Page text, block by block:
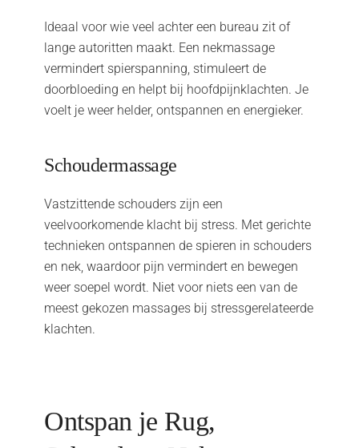
Ideaal voor wie veel achter een bureau zit of
lange autoritten maakt. Een nekmassage
vermindert spierspanning, stimuleert de
doorbloeding en helpt bij hoofdpijnklachten. Je
voelt je weer helder, ontspannen en energieker.
Schoudermassage
Vastzittende schouders zijn een
veelvoorkomende klacht bij stress. Met gerichte
technieken ontspannen de spieren in schouders
en nek, waardoor pijn vermindert en bewegen
weer soepel wordt. Niet voor niets een van de
meest gekozen massages bij stressgerelateerde
klachten.
Ontspan je Rug,